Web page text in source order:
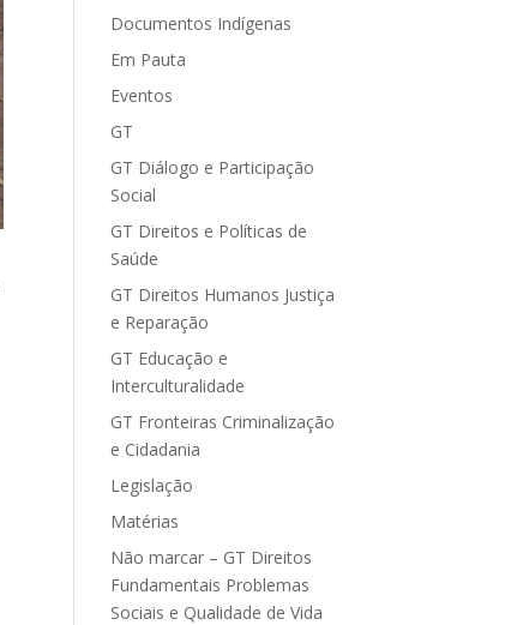
Documentos Indígenas
Em Pauta
Eventos
GT
GT Diálogo e Participação
Social
GT Direitos e Políticas de
Saúde
GT Direitos Humanos Justiça
e Reparação
GT Educação e
Interculturalidade
GT Fronteiras Criminalização
e Cidadania
Legislação
Matérias
Não marcar – GT Direitos
Fundamentais Problemas
Sociais e Qualidade de Vida